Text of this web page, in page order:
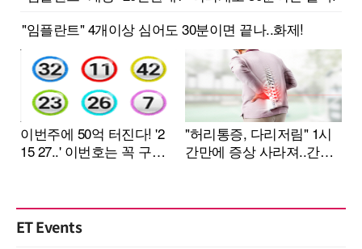
ET Events